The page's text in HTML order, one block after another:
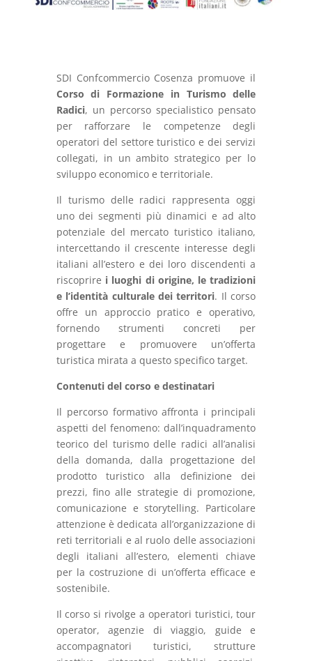
SDI Confcommercio Cosenza promuove il
Corso di Formazione in Turismo delle
Radici, un percorso specialistico pensato
per rafforzare le competenze degli
operatori del settore turistico e dei servizi
collegati, in un ambito strategico per lo
sviluppo economico e territoriale.
Il turismo delle radici rappresenta oggi
uno dei segmenti più dinamici e ad alto
potenziale del mercato turistico italiano,
intercettando il crescente interesse degli
italiani all’estero e dei loro discendenti a
riscoprire i luoghi di origine, le tradizioni
e l’identità culturale dei territori. Il corso
offre un approccio pratico e operativo,
fornendo strumenti concreti per
progettare e promuovere un’offerta
turistica mirata a questo specifico target.
Contenuti del corso e destinatari
Il percorso formativo affronta i principali
aspetti del fenomeno: dall’inquadramento
teorico del turismo delle radici all’analisi
della domanda, dalla progettazione del
prodotto turistico alla definizione dei
prezzi, fino alle strategie di promozione,
comunicazione e storytelling. Particolare
attenzione è dedicata all’organizzazione di
reti territoriali e al ruolo delle associazioni
degli italiani all’estero, elementi chiave
per la costruzione di un’offerta efficace e
sostenibile.
Il corso si rivolge a operatori turistici, tour
operator, agenzie di viaggio, guide e
accompagnatori turistici, strutture